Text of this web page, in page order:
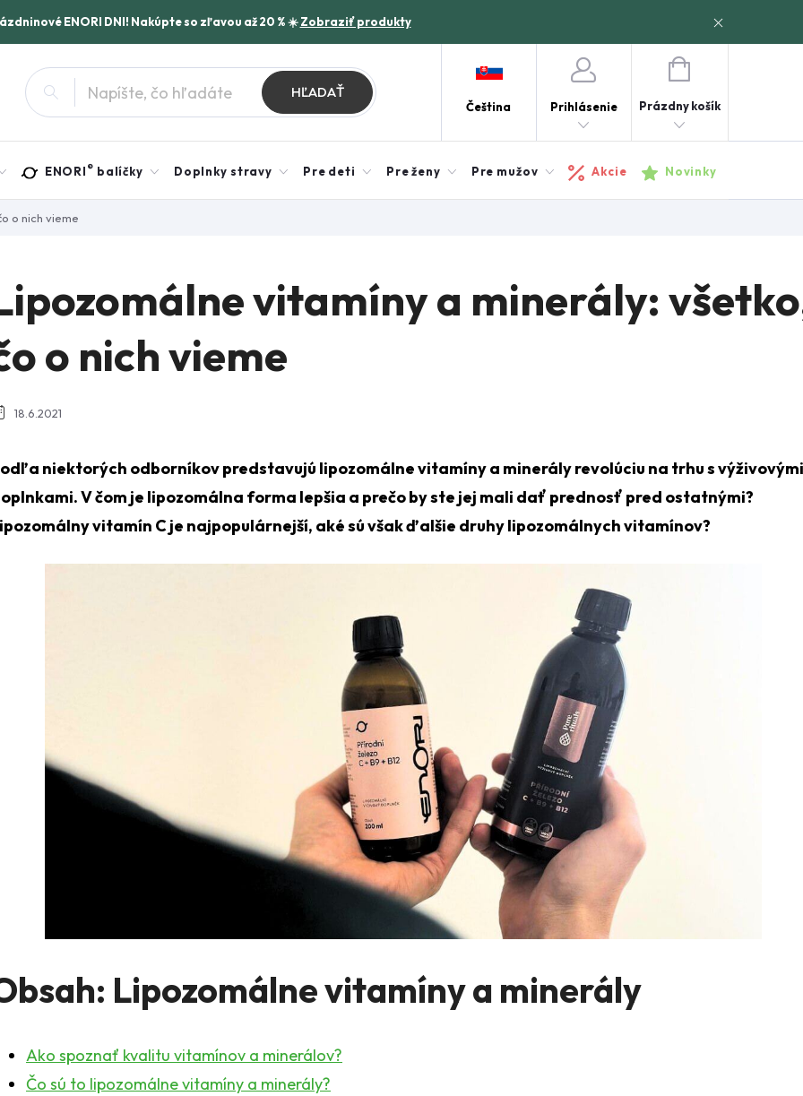
ENORI DNI! Nakúpte so zľavou až 20 % ☀️Zobraziť produkty
HĽADAŤ
Čeština Prihlásenie
NÁKUPNÝ
Prázdny košík
ENORI ® balíčky Doplnky stravy Pre deti Pre ženy Pre mužov Akcie Novinky
o nich vieme
vitamíny a minerály:
o nich vieme
18.6.2021
niektorých odborníkov predstavujú lipozomálne vitamíny a minerály revolúciu na trhu s výživovými
V čom je lipozomálna forma lepšia a prečo by ste jej mali dať prednosť pred ostatnými?
vitamín C je najpopulárnejší, aké sú však ďalšie druhy lipozomálnych vitamínov?
Lipozomálne vitamíny a minerály
Ako spoznať kvalitu vitamínov a minerálov?
Čo sú to lipozomálne vitamíny a minerály?